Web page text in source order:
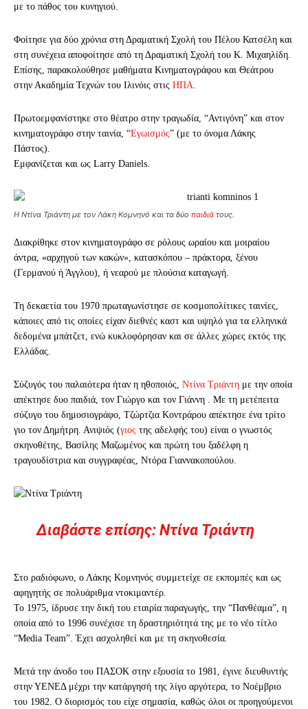
με το πάθος του κυνηγιού.
Φοίτησε για δύο χρόνια στη Δραματική Σχολή του Πέλου Κατσέλη και
στη συνέχεια αποφοίτησε από τη Δραματική Σχολή του Κ. Μιχαηλίδη.
Επίσης, παρακολούθησε μαθήματα Κινηματογράφου και Θεάτρου
στην Ακαδημία Τεχνών του Ιλινόις στις ΗΠΑ
Πρωτοεμφανίστηκε στο θέατρο στην τραγωδία, “Αντιγόνη” και στον
κινηματογράφο στην ταινία, “Εγωισμός” (με το όνομα Λάκης
Πάστος).
Εμφανίζεται και ως Larry Daniels.
Η Ντίνα Τριάντη με τον Λάκη Κομνηνό και τα δύο παιδιά τους.
Διακρίθηκε στον κινηματογράφο σε ρόλους ωραίου και μοιραίου
άντρα, «αρχηγού των κακών», κατασκόπου – πράκτορα, ξένου
(Γερμανού ή Άγγλου), ή νεαρού με πλούσια καταγωγή.
Τη δεκαετία του 1970 πρωταγωνίστησε σε κοσμοπολίτικες ταινίες,
κάποιες από τις οποίες είχαν διεθνές καστ και υψηλό για τα ελληνικά
δεδομένα μπάτζετ, ενώ κυκλοφόρησαν και σε άλλες χώρες εκτός της
Ελλάδας.
Σύζυγός του παλαιότερα ήταν η ηθοποιός, Ντίνα Τριάντη με την οποία
απέκτησε δυο παιδιά, τον Γιώργο και τον Γιάννη . Με τη μετέπειτα
σύζυγο του δημοσιογράφο, Τζώρτζια Κοντράρου απέκτησε ένα τρίτο
γιο τον Δημήτρη. Ανιψιός (γιος της αδελφής του) είναι ο γνωστός
σκηνοθέτης, Βασίλης Μαζωμένος και πρώτη του ξαδέλφη η
τραγουδίστρια και συγγραφέας, Ντόρα Γιαννακοπούλου.
Διαβάστε επίσης: Ντίνα Τριάντη
Στο ραδιόφωνο, ο Λάκης Κομνηνός συμμετείχε σε εκπομπές και ως
αφηγητής σε πολυάριθμα ντοκιμαντέρ.
Το 1975, ίδρυσε την δική του εταιρία παραγωγής, την “Πανθέαμα”, η
οποία από το 1996 συνέχισε τη δραστηριότητά της με το νέο τίτλο
“Media Team”. Έχει ασχοληθεί και με τη σκηνοθεσία.
Μετά την άνοδο του ΠΑΣΟΚ στην εξουσία το 1981, έγινε διευθυντής
στην ΥΕΝΕΔ μέχρι την κατάργησή της λίγο αργότερα, το Νοέμβριο
του 1982. Ο διορισμός του είχε σημασία, καθώς όλοι οι προηγούμενοι